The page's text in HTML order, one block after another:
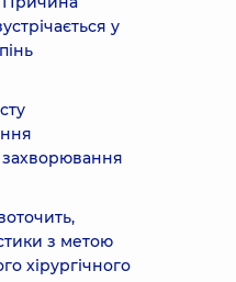
у
захворювання
з метою
хірургічного